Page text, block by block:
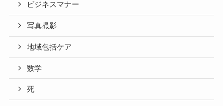
ビジネスマナー
写真撮影
地域包括ケア
数学
死